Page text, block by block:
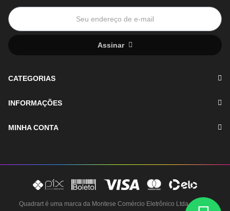
Assinar
CATEGORIAS
INFORMAÇÕES
MINHA CONTA
Quadrart é uma marca da Montese Comércio Eletrônico Ltda - CNPJ: